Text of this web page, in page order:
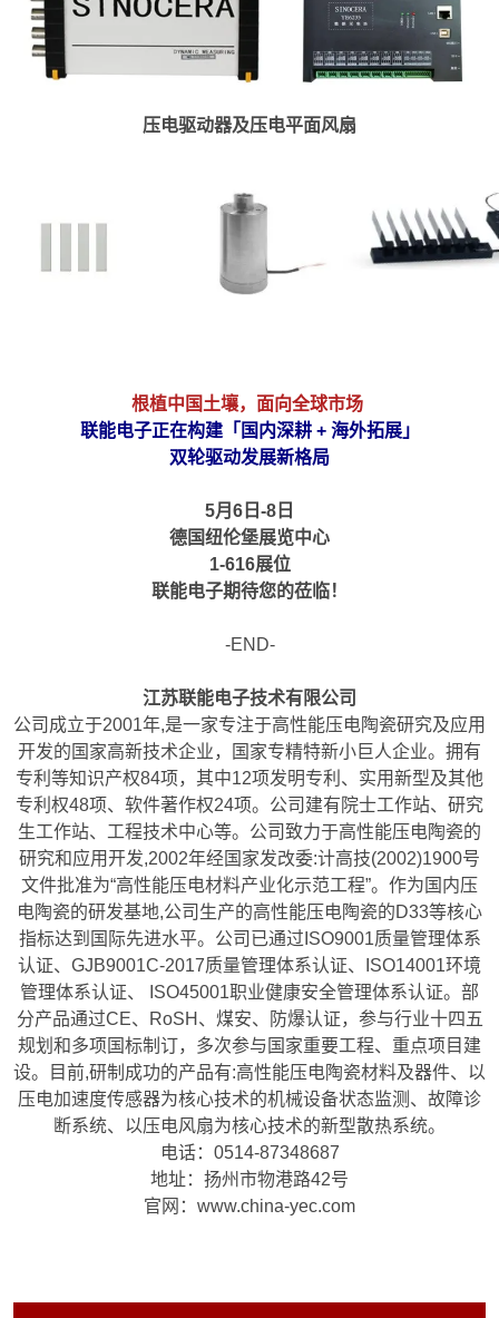
压电驱动器及压电平面风扇
根植中国土壤，面向全球市场
联能电子正在构建「国内深耕 + 海外拓展」
双轮驱动发展新格局
5月6日-8日
德国纽伦堡展览中心
1-616展位
联能电子期待您的莅临！
-END-
江苏联能电子技术有限公司
公司成立于2001年,是一家专注于高性能压电陶瓷研究及应用
开发的国家高新技术企业，国家专精特新小巨人企业。拥有
专利等知识产权84项，其中12项发明专利、实用新型及其他
专利权48项、软件著作权24项。公司建有院士工作站、研究
生工作站、工程技术中心等。公司致力于高性能压电陶瓷的
研究和应用开发,2002年经国家发改委:计高技(2002)1900号
文件批准为“高性能压电材料产业化示范工程”。作为国内压
电陶瓷的研发基地,公司生产的高性能压电陶瓷的D33等核心
指标达到国际先进水平。公司已通过ISO9001质量管理体系
认证、GJB9001C-2017质量管理体系认证、ISO14001环境
管理体系认证、 ISO45001职业健康安全管理体系认证。部
分产品通过CE、RoSH、煤安、防爆认证，参与行业十四五
规划和多项国标制订，多次参与国家重要工程、重点项目建
设。目前,研制成功的产品有:高性能压电陶瓷材料及器件、以
压电加速度传感器为核心技术的机械设备状态监测、故障诊
断系统、以压电风扇为核心技术的新型散热系统。
电话：0514-87348687
地址：扬州市物港路42号
官网：www.china-yec.com